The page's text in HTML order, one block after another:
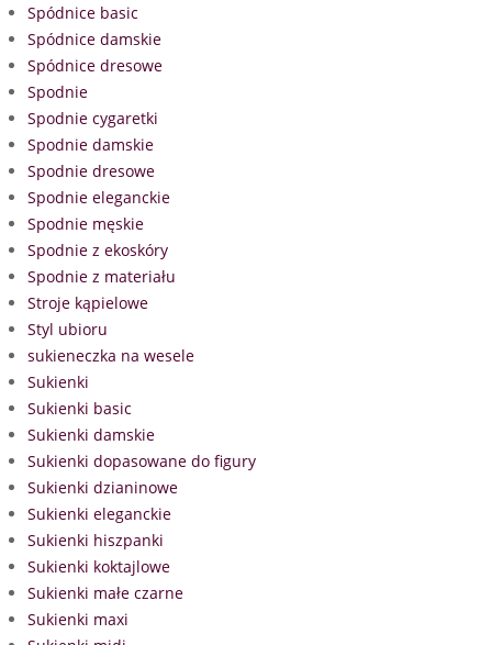
Spódnice basic
Spódnice damskie
Spódnice dresowe
Spodnie
Spodnie cygaretki
Spodnie damskie
Spodnie dresowe
Spodnie eleganckie
Spodnie męskie
Spodnie z ekoskóry
Spodnie z materiału
Stroje kąpielowe
Styl ubioru
sukieneczka na wesele
Sukienki
Sukienki basic
Sukienki damskie
Sukienki dopasowane do figury
Sukienki dzianinowe
Sukienki eleganckie
Sukienki hiszpanki
Sukienki koktajlowe
Sukienki małe czarne
Sukienki maxi